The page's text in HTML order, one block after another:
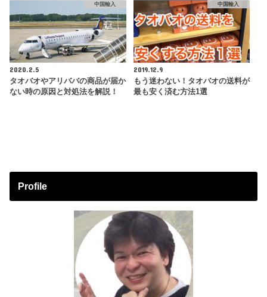
中国輸入
2020.2.5
タオバオやアリババの商品が届か
ない時の原因と対処法を解説！
中国輸入
2019.12.9
もう迷わない！タオバオの送料が
最も安く済む方法1選
Profile